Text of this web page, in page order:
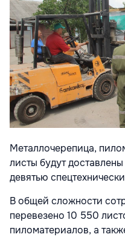
Металлочерепица,
листы будут
девятью
В общей сложности
перевезено 10 550
пиломатериалов, а